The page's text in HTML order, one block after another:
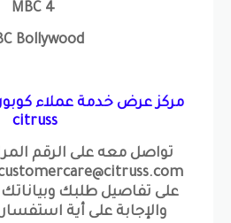
MBC 4
Bollywood
مركز عرض خدمة عملاء
citruss
تواصل معه على الرقم
على تفاصيل طلبك
والإجابة على أية